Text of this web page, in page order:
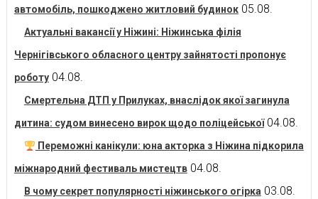
автомобіль, пошкоджено житловий будинок 05.08.
Актуальні вакансії у Ніжині: Ніжинська філія
Чернігівського обласного центру зайнятості пропонує
роботу 04.08.
Смертельна ДТП у Прилуках, внаслідок якої загинула
дитина: судом винесено вирок щодо поліцейської 04.08.
Переможні канікули: юна акторка з Ніжина підкорила
міжнародний фестиваль мистецтв 04.08.
В чому секрет популярності ніжинського огірка 03.08.